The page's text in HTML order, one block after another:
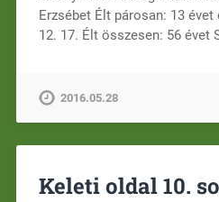
Erzsébet Élt párosan: 13
12. 17. Élt összesen: 56 évet
2016.05.28
Keleti oldal 10.